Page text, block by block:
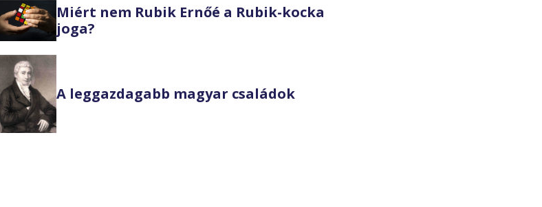
Miért nem Rubik Ernőé a Rubik-kocka
joga?
A leggazdagabb magyar családok